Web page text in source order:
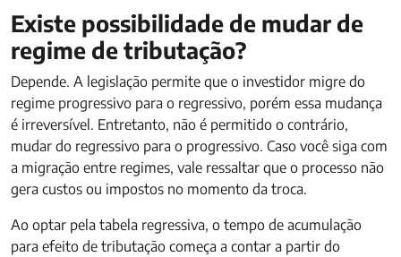
Existe possibilidade de mudar de
regime de tributação?
Depende. A legislação permite que o investidor migre do
regime progressivo para o regressivo, porém essa mudança
é irreversível. Entretanto, não é permitido o contrário,
mudar do regressivo para o progressivo. Caso você siga com
a migração entre regimes, vale ressaltar que o processo não
gera custos ou impostos no momento da troca.
Ao optar pela tabela regressiva, o tempo de acumulação
para efeito de tributação começa a contar a partir do